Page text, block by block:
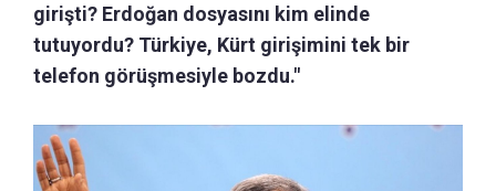
girişti? Erdoğan dosyasını kim elinde
tutuyordu? Türkiye, Kürt girişimini tek bir
telefon görüşmesiyle bozdu."